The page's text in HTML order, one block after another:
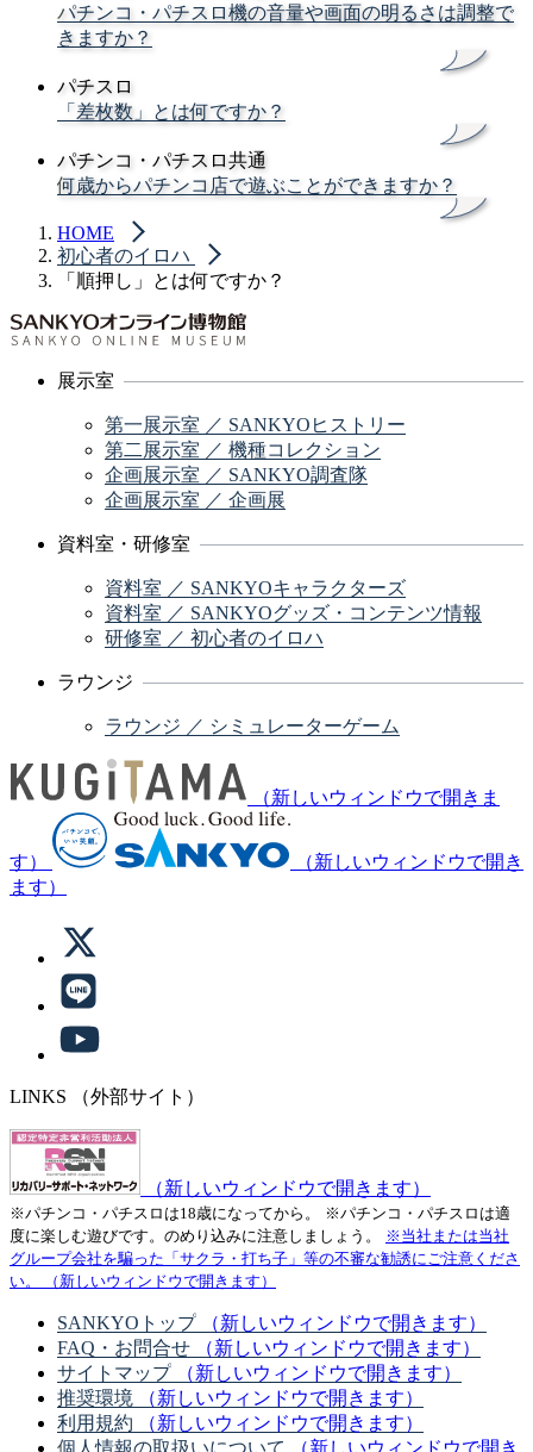
パチンコ・パチスロ機の音量や画面の明るさは調整で
きますか？
パチスロ
「差枚数」とは何ですか？
パチンコ・パチスロ共通
何歳からパチンコ店で遊ぶことができますか？
HOME
初心者のイロハ
「順押し」とは何ですか？
展示室
第一展示室 ／ SANKYOヒストリー
第二展示室 ／ 機種コレクション
企画展示室 ／ SANKYO調査隊
企画展示室 ／ 企画展
資料室・研修室
資料室 ／ SANKYOキャラクターズ
資料室 ／ SANKYOグッズ・コンテンツ情報
研修室 ／ 初心者のイロハ
ラウンジ
ラウンジ ／ シミュレーターゲーム
（新しいウィンドウで開きま
す）
（新しいウィンドウで開き
ます）
LINKS （外部サイト）
（新しいウィンドウで開きます）
※パチンコ・パチスロは18歳になってから。
※パチンコ・パチスロは適
度に楽しむ遊びです。のめり込みに注意しましょう。
※当社または当社
グループ会社を騙った「サクラ・打ち子」等の不審な勧誘にご注意くださ
い。
（新しいウィンドウで開きます）
SANKYOトップ
（新しいウィンドウで開きます）
FAQ・お問合せ
（新しいウィンドウで開きます）
サイトマップ
（新しいウィンドウで開きます）
推奨環境
（新しいウィンドウで開きます）
利用規約
（新しいウィンドウで開きます）